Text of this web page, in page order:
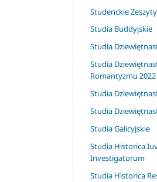
Studenckie
Studia Buddyjskie
Studia
Studia
Romantyzmu 2022
Studia
Studia
Studia Galicyjskie
Studia Historica
Investigatorum
Studia Historica